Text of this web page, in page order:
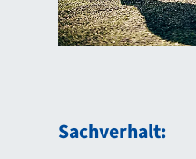
Sachverhalt: